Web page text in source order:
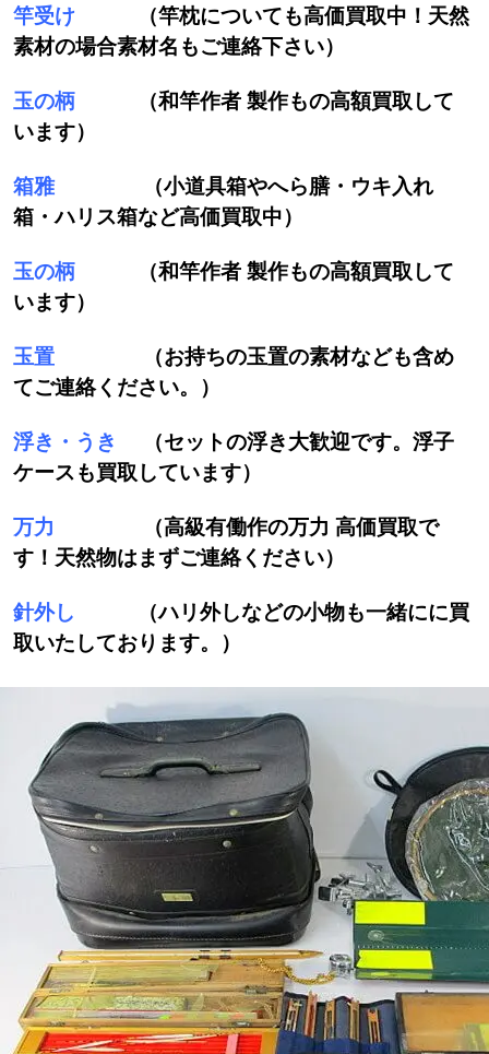
竿受け
（竿枕についても高価買取中！天然
素材の場合素材名もご連絡下さい）
玉の柄
（和竿作者 製作もの高額買取して
います）
箱雅
（小道具箱やへら膳・ウキ入れ
箱・ハリス箱など高価買取中）
玉の柄
（和竿作者 製作もの高額買取して
います）
玉置
（お持ちの玉置の素材なども含め
てご連絡ください。）
浮き・うき
（セットの浮き大歓迎です。浮子
ケースも買取しています）
万力
（高級有働作の万力 高価買取で
す！天然物はまずご連絡ください）
針外し
（ハリ外しなどの小物も一緒にに買
取いたしております。）